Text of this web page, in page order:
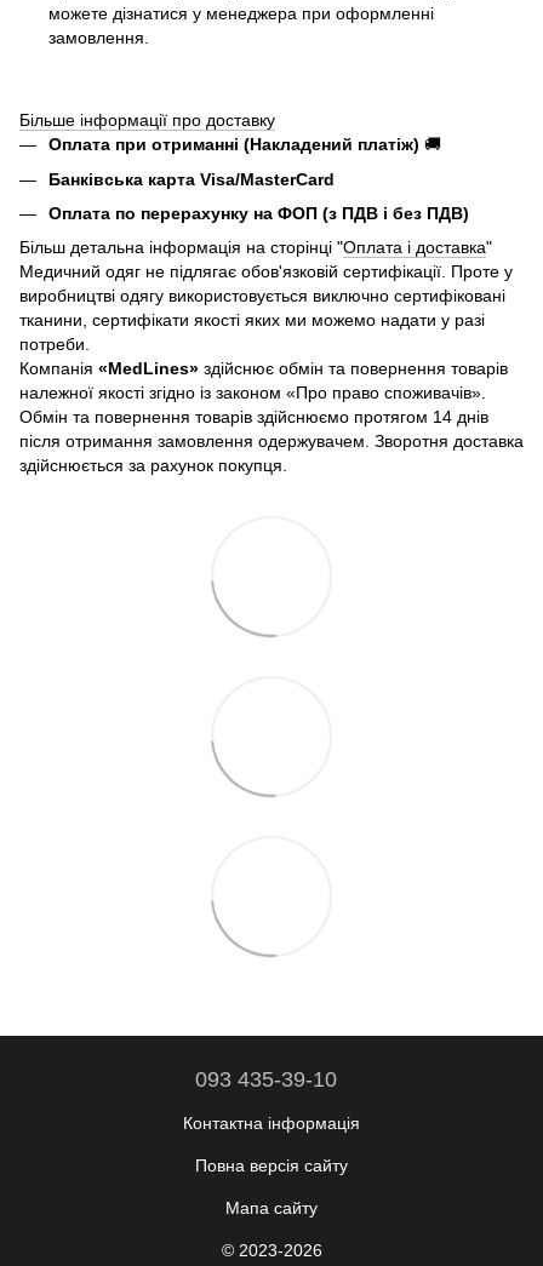
можете дізнатися у менеджера при оформленні
замовлення.
Більше інформації про доставку
Оплата при отриманні (Накладений платіж) 🚚
Банківська карта Visa/MasterCard
Оплата по перерахунку на ФОП (з ПДВ і без ПДВ)
Більш детальна інформація на сторінці "Оплата і доставка"
Медичний одяг не підлягає обов'язковій сертифікації. Проте у
виробництві одягу використовується виключно сертифіковані
тканини, сертифікати якості яких ми можемо надати у разі
потреби.
Компанія «MedLines» здійснює обмін та повернення товарів
належної якості згідно із законом «Про право споживачів».
Обмін та повернення товарів здійснюємо протягом 14 днів
після отримання замовлення одержувачем. Зворотня доставка
здійснюється за рахунок покупця.
093 435-39-10
Контактна інформація
Повна версія сайту
Мапа сайту
© 2023-2026